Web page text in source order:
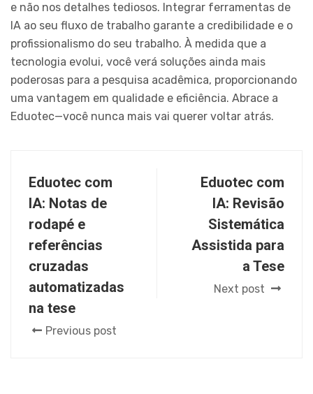
e não nos detalhes tediosos. Integrar ferramentas de
IA ao seu fluxo de trabalho garante a credibilidade e o
profissionalismo do seu trabalho. À medida que a
tecnologia evolui, você verá soluções ainda mais
poderosas para a pesquisa acadêmica, proporcionando
uma vantagem em qualidade e eficiência. Abrace a
Eduotec—você nunca mais vai querer voltar atrás.
Eduotec com
IA: Notas de
rodapé e
referências
cruzadas
automatizadas
na tese
Previous post
Eduotec com
IA: Revisão
Sistemática
Assistida para
a Tese
Next post